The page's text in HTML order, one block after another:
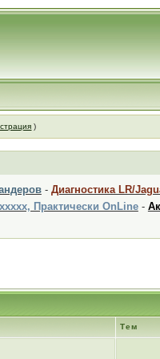
)
- Диагностика LR/
Практически OnLine-
Тем